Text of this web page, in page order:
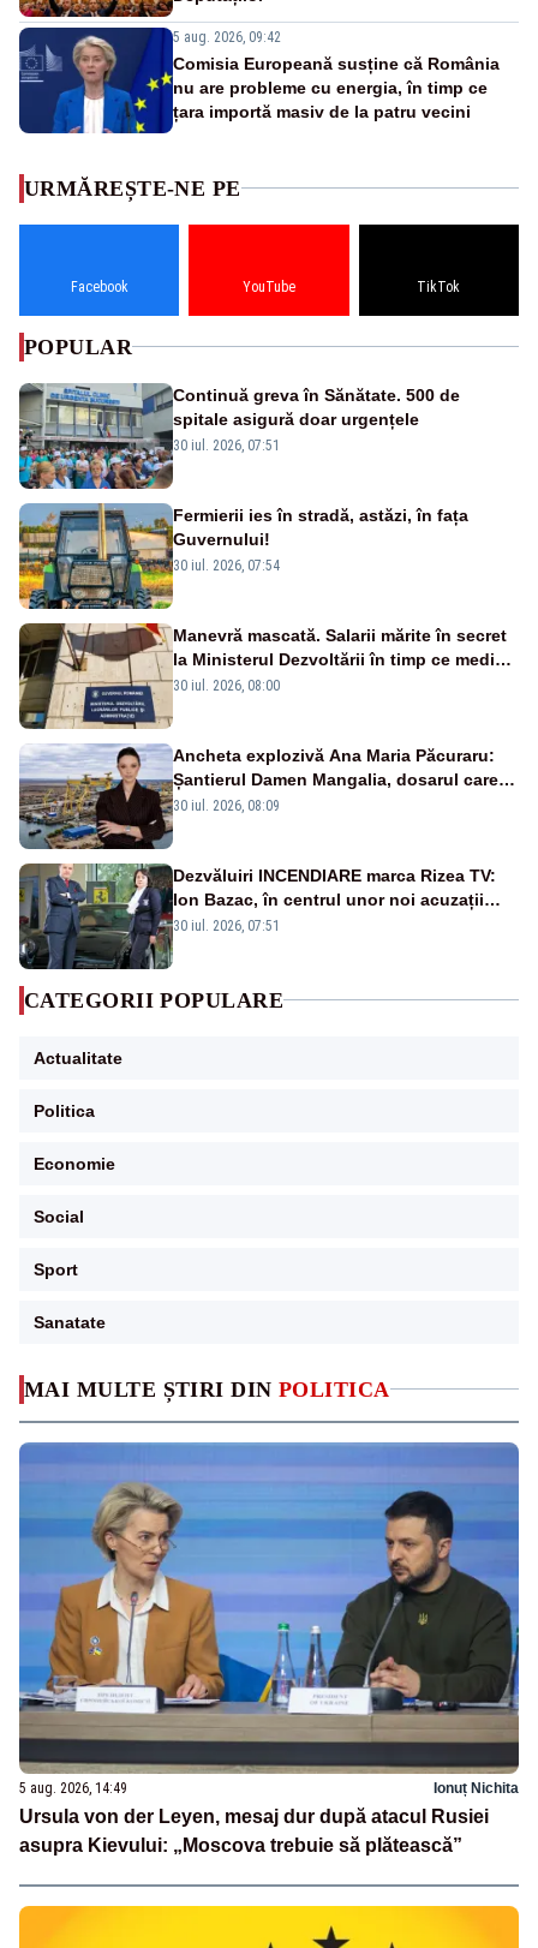
5 aug. 2026, 09:42
Comisia Europeană susține că România
nu are probleme cu energia, în timp ce
țara importă masiv de la patru vecini
MAI MULTE ȘTIRI DIN POLITICA
5 aug. 2026, 14:49 Ionuț Nichita
Ursula von der Leyen, mesaj dur după atacul Rusiei
asupra Kievului: „Moscova trebuie să plătească”
URMĂREȘTE-NE PE
Facebook YouTube TikTok
POPULAR
Continuă greva în Sănătate. 500 de
spitale asigură doar urgențele
30 iul. 2026, 07:51
Fermierii ies în stradă, astăzi, în fața
Guvernului!
30 iul. 2026, 07:54
Manevră mascată. Salarii mărite în secret
la Ministerul Dezvoltării în timp ce medicii
ies în stradă
30 iul. 2026, 08:00
Ancheta explozivă Ana Maria Păcuraru:
Șantierul Damen Mangalia, dosarul care
scufundă apărarea României
30 iul. 2026, 08:09
Dezvăluiri INCENDIARE marca Rizea TV:
Ion Bazac, în centrul unor noi acuzații
publice
30 iul. 2026, 07:51
CATEGORII POPULARE
Actualitate
Politica
Economie
Social
Sport
Sanatate